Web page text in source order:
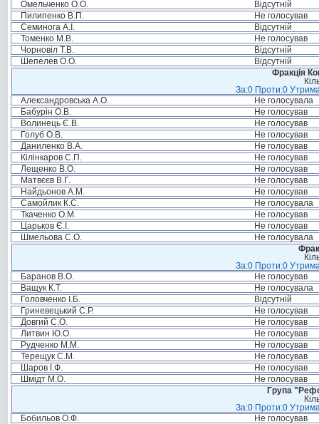
Омельченко О.О.
Відсутній
Пилипенко В.П.
Не голосував
Семинога А.І.
Відсутній
Томенко М.В.
Не голосував
Чорновіл Т.В.
Відсутній
Шепелев О.О.
Відсутній
Фракція
За:0 Проти:0
Александровська А.О.
Не голосувала
Бабурін О.В.
Не голосував
Волинець Є.В.
Не голосував
Голуб О.В.
Не голосував
Даниленко В.А.
Не голосував
Кілінкаров С.П.
Не голосував
Лещенко В.О.
Не голосував
Матвєєв В.Г.
Не голосував
Найдьонов А.М.
Не голосував
Самойлик К.С.
Не голосувала
Ткаченко О.М.
Не голосував
Царьков Є.І.
Не голосував
Шмельова С.О.
Не голосувала
За:0 Проти:0
Баранов В.О.
Не голосував
Ващук К.Т.
Не голосувала
Головченко І.Б.
Відсутній
Гриневецький С.Р.
Не голосував
Довгий С.О.
Не голосував
Литвин Ю.О.
Не голосував
Рудченко М.М.
Не голосував
Терещук С.М.
Не голосував
Шаров І.Ф.
Не голосував
Шмідт М.О.
Не голосував
Група
За:0 Проти:0
Бобильов О.Ф.
Не голосував